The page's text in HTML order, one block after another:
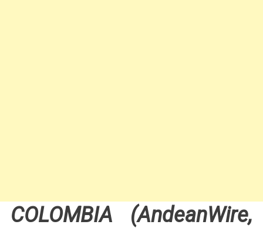
COLOMBIA (AndeanWire,